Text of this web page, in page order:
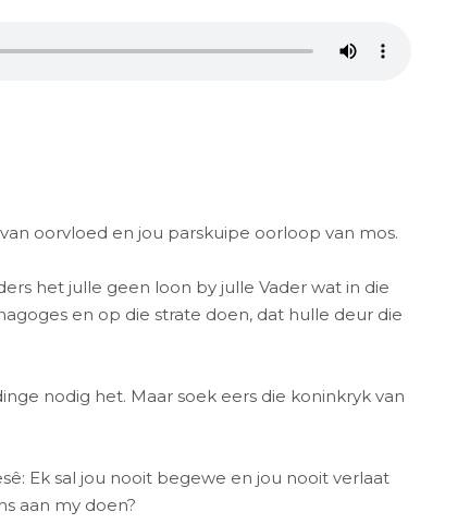
oorvloed en jou parskuipe oorloop van mos.
het julle geen loon by julle Vader wat in die
en op die strate doen, dat hulle deur die
nodig het. Maar soek eers die koninkryk van
Ek sal jou nooit begewe en jou nooit verlaat
aan my doen?